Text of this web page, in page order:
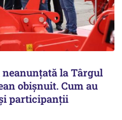
la Târgul
obișnuit. Cum au
participanții